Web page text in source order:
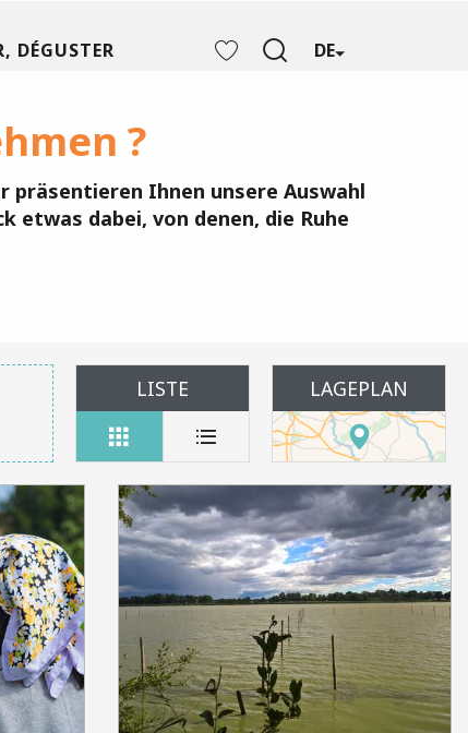
DE
DÉGUSTER
?
präsentieren Ihnen unsere Auswahl
etwas dabei, von denen, die Ruhe
LISTE LAGEPLAN